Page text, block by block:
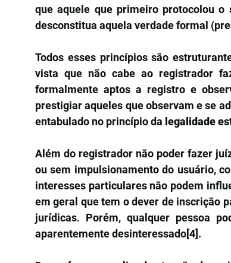
que aquele que primeiro protocolou
desconstitua aquela verdade formal
Todos esses princípios são
vista que não cabe ao registrador
formalmente aptos a registro e
prestigiar aqueles que observam e se
entabulado no princípio da legalidade
Além do registrador não poder fazer
ou sem impulsionamento do usuário,
interesses particulares não podem
em geral que tem o dever de inscrição
jurídicas. Porém, qualquer pessoa
aparentemente desinteressado[4].